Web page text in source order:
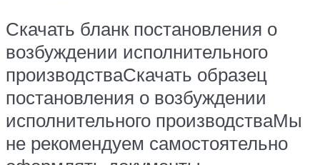
Скачать бланк постановления о
возбуждении исполнительного
производстваСкачать образец
постановления о возбуждении
исполнительного производстваМы
не рекомендуем самостоятельно